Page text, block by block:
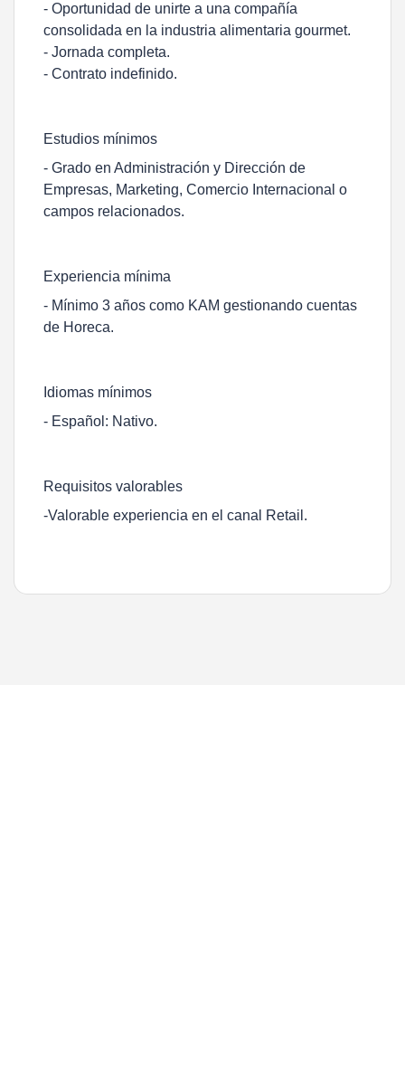
- Oportunidad de unirte a una compañía
consolidada en la industria alimentaria gourmet.
- Jornada completa.
- Contrato indefinido.
Estudios mínimos
- Grado en Administración y Dirección de
Empresas, Marketing, Comercio Internacional o
campos relacionados.
Experiencia mínima
- Mínimo 3 años como KAM gestionando cuentas
de Horeca.
Idiomas mínimos
- Español: Nativo.
Requisitos valorables
-Valorable experiencia en el canal Retail.